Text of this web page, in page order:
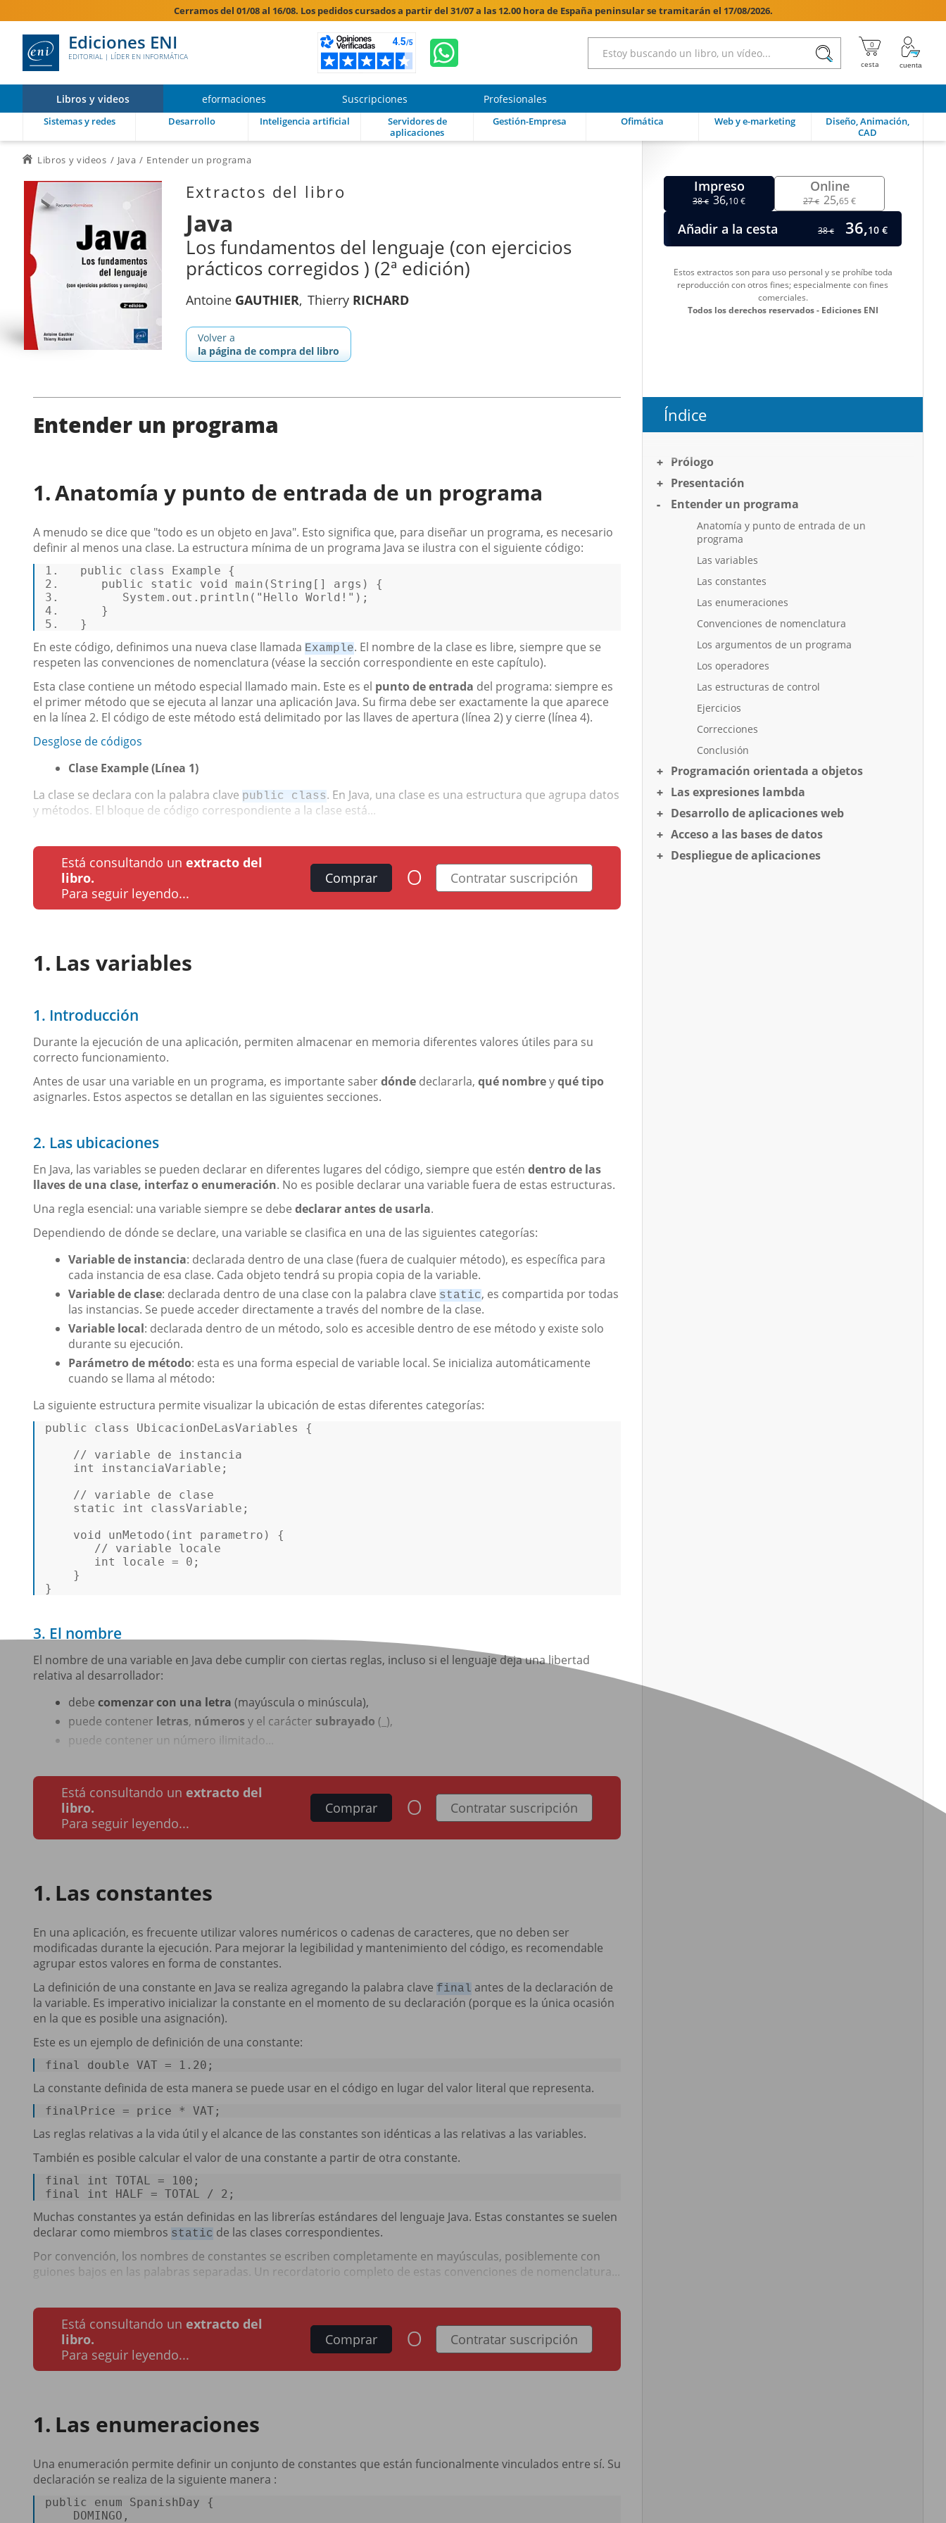
Cerramos del 01/08 al 16/08. Los pedidos cursados a partir del 31/07 a las 12.00 hora de España peninsular se tramitarán el 17/08/2026.
Ediciones ENI
EDITORIAL | LÍDER EN INFORMÁTICA 
Libros y videos eformaciones Suscripciones Profesionales
Sistemas y redes Desarrollo Inteligencia artificial
Servidores de
aplicaciones
Gestión-Empresa Ofimática Web y e-marketing
Diseño, Animación,
CAD
Libros y videos Java Entender un programa
Extractos del libro
Java
Los fundamentos del lenguaje (con ejercicios
prácticos corregidos ) (2ª edición)
Antoine GAUTHIER Thierry RICHARD
Volver a
la página de compra del libro
Impreso
38€ 36,10 €
Online
27€ 25,65 €
Añadir a la cesta 38€ 36,10 €
Estos extractos son para uso personal y se prohíbe toda
reproducción con otros fines; especialmente con fines
comerciales.
Todos los derechos reservados - Ediciones ENI
Entender un programa
Anatomía y punto de entrada de un programa
A menudo se dice que "todo es un objeto en Java". Esto significa que, para diseñar un programa, es necesario
definir al menos una clase. La estructura mínima de un programa Java se ilustra con el siguiente código:
1. public class Example
2.
public static void main ( String [] args
3.
System . out . println ( "Hello World!"
4.
5.
}
En este código, definimos una nueva clase llamada Example. El nombre de la clase es libre, siempre que se
respeten las convenciones de nomenclatura (véase la sección correspondiente en este capítulo).
Esta clase contiene un método especial llamado main. Este es el punto de entrada del programa: siempre es
el primer método que se ejecuta al lanzar una aplicación Java. Su firma debe ser exactamente la que aparece
en la línea 2. El código de este método está delimitado por las llaves de apertura (línea 2) y cierre (línea 4).
Desglose de códigos
Clase Example (Línea 1)
La clase se declara con la palabra clave public class. En Java, una clase es una estructura que agrupa datos
y métodos. El bloque de código correspondiente a la clase está...
Está consultando un extracto del
libro.
Para seguir leyendo...
Comprar o Contratar suscripción
Las variables
1. Introducción
Durante la ejecución de una aplicación, permiten almacenar en memoria diferentes valores útiles para su
correcto funcionamiento.
Antes de usar una variable en un programa, es importante saberdónde declararla, qué nombreyqué tipo
asignarles. Estos aspectos se detallan en las siguientes secciones.
2. Las ubicaciones
En Java, las variables se pueden declarar en diferentes lugares del código, siempre que estén dentro de las
llaves de una clase, interfaz o enumeración. No es posible declarar una variable fuera de estas estructuras.
Una regla esencial: una variable siempre se debe declarar antes de usarla.
Dependiendo de dónde se declare, una variable se clasifica en una de las siguientes categorías:
Variable de instancia: declarada dentro de una clase (fuera de cualquier método), es específica para
cada instancia de esa clase. Cada objeto tendrá su propia copia de la variable.
Variable de clase: declarada dentro de una clase con la palabra clave static, es compartida por todas
las instancias. Se puede acceder directamente a través del nombre de la clase.
Variable local: declarada dentro de un método, solo es accesible dentro de ese método y existe solo
durante su ejecución.
Parámetro de método: esta es una forma especial de variable local. Se inicializa automáticamente
cuando se llama al método:
La siguiente estructura permite visualizar la ubicación de estas diferentes categorías:
public class UbicacionDeLasVariables
{
// variable de instancia
int
instanciaVariable;
// variable de clase
static
int
classVariable;
void
unMetodo ( int parametro)
{
// variable locale
int
locale = 0 ;
}
}
3. El nombre
El nombre de una variable en Java debe cumplir con ciertas reglas, incluso si el lenguaje deja una libertad
relativa al desarrollador:
debe comenzar con una letra (mayúscula o minúscula),
puede contener letras, números y el carácter subrayado (_),
puede contener un número ilimitado...
Está consultando un extracto del
libro.
Para seguir leyendo...
Comprar o Contratar suscripción
Las constantes
En una aplicación, es frecuente utilizar valores numéricos o cadenas de caracteres, que no deben ser
modificadas durante la ejecución. Para mejorar la legibilidad y mantenimiento del código, es recomendable
agrupar estos valores en forma de constantes.
La definición de una constante en Java se realiza agregando la palabra clave final antes de la declaración de
la variable. Es imperativo inicializar la constante en el momento de su declaración (porque es la única ocasión
en la que es posible una asignación).
Este es un ejemplo de definición de una constante:
final double VAT = 1.20 ;
La constante definida de esta manera se puede usar en el código en lugar del valor literal que representa.
finalPrice = price * VAT ;
Las reglas relativas a la vida útil y el alcance de las constantes son idénticas a las relativas a las variables.
También es posible calcular el valor de una constante a partir de otra constante.
final int TOTAL = 100
final
int HALF = TOTAL / 2 ;
Muchas constantes ya están definidas en las librerías estándares del lenguaje Java. Estas constantes se suelen
declarar como miembros static de las clases correspondientes.
Por convención, los nombres de constantes se escriben completamente en mayúsculas, posiblemente con
guiones bajos en las palabras separadas. Un recordatorio completo de estas convenciones de nomenclatura...
Está consultando un extracto del
libro.
Para seguir leyendo...
Comprar o Contratar suscripción
Las enumeraciones
Una enumeración permite definir un conjunto de constantes que están funcionalmente vinculados entre sí. Su
declaración se realiza de la siguiente manera :
public enum SpanishDay {
DOMINGO,
Índice
Prólogo
Presentación
Entender un programa
Anatomía y punto de entrada de un
programa
Las variables
Las constantes
Las enumeraciones
Convenciones de nomenclatura
Los argumentos de un programa
Los operadores
Las estructuras de control
Ejercicios
Correcciones
Conclusión
Programación orientada a objetos
Las expresiones lambda
Desarrollo de aplicaciones web
Acceso a las bases de datos
Despliegue de aplicaciones